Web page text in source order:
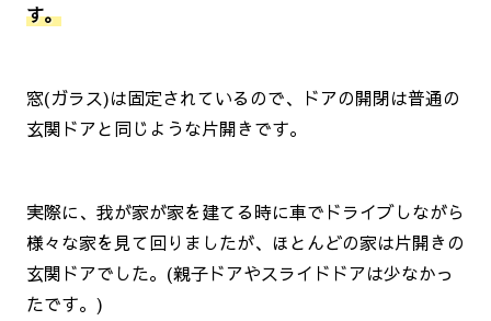
す。
窓(ガラス)は固定されているので、ドアの開閉は普通の
玄関ドアと同じような片開きです。
実際に、我が家が家を建てる時に車でドライブしながら
様々な家を見て回りましたが、ほとんどの家は片開きの
玄関ドアでした。(親子ドアやスライドドアは少なかっ
たです。)